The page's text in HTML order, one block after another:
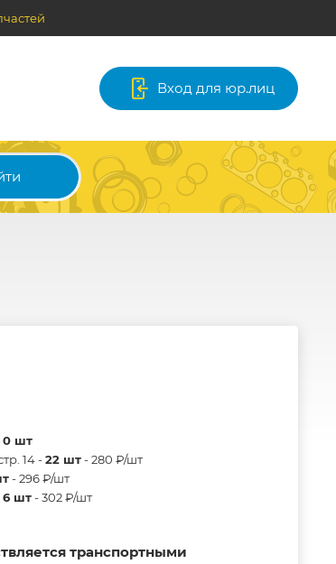
Вход для юр.лиц
0 шт
14 -22 шт- 280 ₽/шт
- 296 ₽/шт
6 шт- 302 ₽/шт
транспортными